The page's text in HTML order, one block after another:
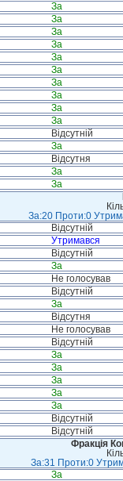
За
За
За
За
За
За
За
За
За
За
Відсутній
За
Відсутня
За
За
За:20 Проти:0
Відсутній
Утримався
Відсутній
За
Не голосував
Відсутній
За
Відсутня
Не голосував
Відсутній
За
За
За
За
За
Відсутній
Відсутній
Фракція
За:31 Проти:0
За